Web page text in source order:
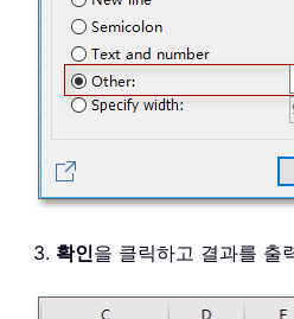
3. 확인을 클릭하고 결과를 출